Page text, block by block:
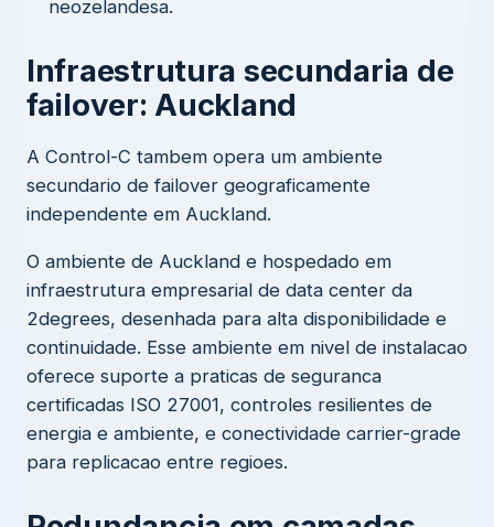
neozelandesa.
Infraestrutura secundaria de
failover: Auckland
A Control-C tambem opera um ambiente
secundario de failover geograficamente
independente em Auckland.
O ambiente de Auckland e hospedado em
infraestrutura empresarial de data center da
2degrees, desenhada para alta disponibilidade e
continuidade. Esse ambiente em nivel de instalacao
oferece suporte a praticas de seguranca
certificadas ISO 27001, controles resilientes de
energia e ambiente, e conectividade carrier-grade
para replicacao entre regioes.